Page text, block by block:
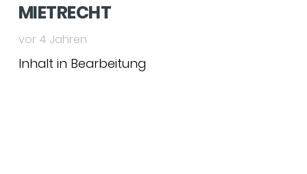
MIETRECHT
vor 4 Jahren
Inhalt in Bearbeitung